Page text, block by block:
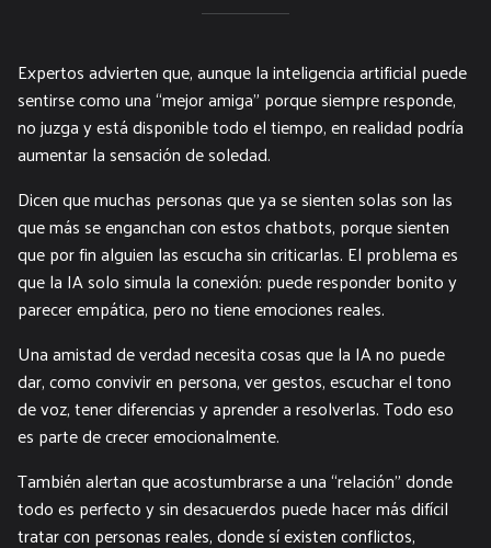
Expertos advierten que, aunque la inteligencia artificial puede
sentirse como una “mejor amiga” porque siempre responde,
no juzga y está disponible todo el tiempo, en realidad podría
aumentar la sensación de soledad.
Dicen que muchas personas que ya se sienten solas son las
que más se enganchan con estos chatbots, porque sienten
que por fin alguien las escucha sin criticarlas. El problema es
que la IA solo simula la conexión: puede responder bonito y
parecer empática, pero no tiene emociones reales.
Una amistad de verdad necesita cosas que la IA no puede
dar, como convivir en persona, ver gestos, escuchar el tono
de voz, tener diferencias y aprender a resolverlas. Todo eso
es parte de crecer emocionalmente.
También alertan que acostumbrarse a una “relación” donde
todo es perfecto y sin desacuerdos puede hacer más difícil
tratar con personas reales, donde sí existen conflictos,